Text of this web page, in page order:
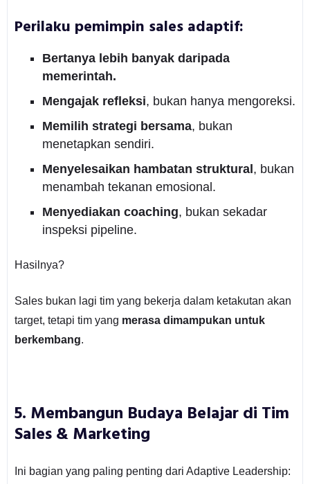
Perilaku pemimpin sales adaptif:
Bertanya lebih banyak daripada
memerintah.
Mengajak refleksi, bukan hanya mengoreksi.
Memilih strategi bersama, bukan
menetapkan sendiri.
Menyelesaikan hambatan struktural, bukan
menambah tekanan emosional.
Menyediakan coaching, bukan sekadar
inspeksi pipeline.
Hasilnya?
Sales bukan lagi tim yang bekerja dalam ketakutan akan
target, tetapi tim yang merasa dimampukan untuk
berkembang.
5. Membangun Budaya Belajar di Tim
Sales & Marketing
Ini bagian yang paling penting dari Adaptive Leadership: